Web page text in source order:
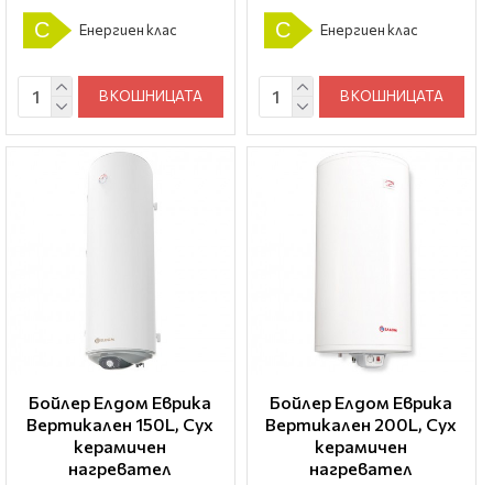
C Енергиен клас
В КОШНИЦАТА
C Енергиен клас
В КОШНИЦАТА
Бойлер Елдом Еврика
Вертикален 150L, Сух
керамичен
нагревател
Бойлер Елдом Еврика
Вертикален 200L, Сух
керамичен
нагревател